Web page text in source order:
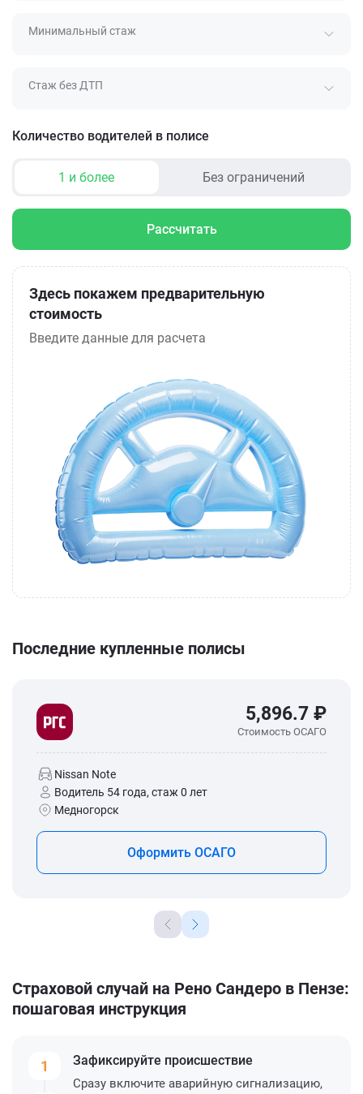
Минимальный стаж
Стаж без ДТП
Количество водителей в полисе
1 и более Без ограничений
Рассчитать
Здесь покажем предварительную
стоимость
Введите данные для расчета
Последние купленные полисы
5,896.7 ₽
Стоимость ОСАГО
Nissan Note
Водитель 54 года, стаж 0 лет
Медногорск
Оформить ОСАГО
Страховой случай на Рено Сандеро в Пензе:
пошаговая инструкция
1 Зафиксируйте происшествие
Сразу включите аварийную сигнализацию,